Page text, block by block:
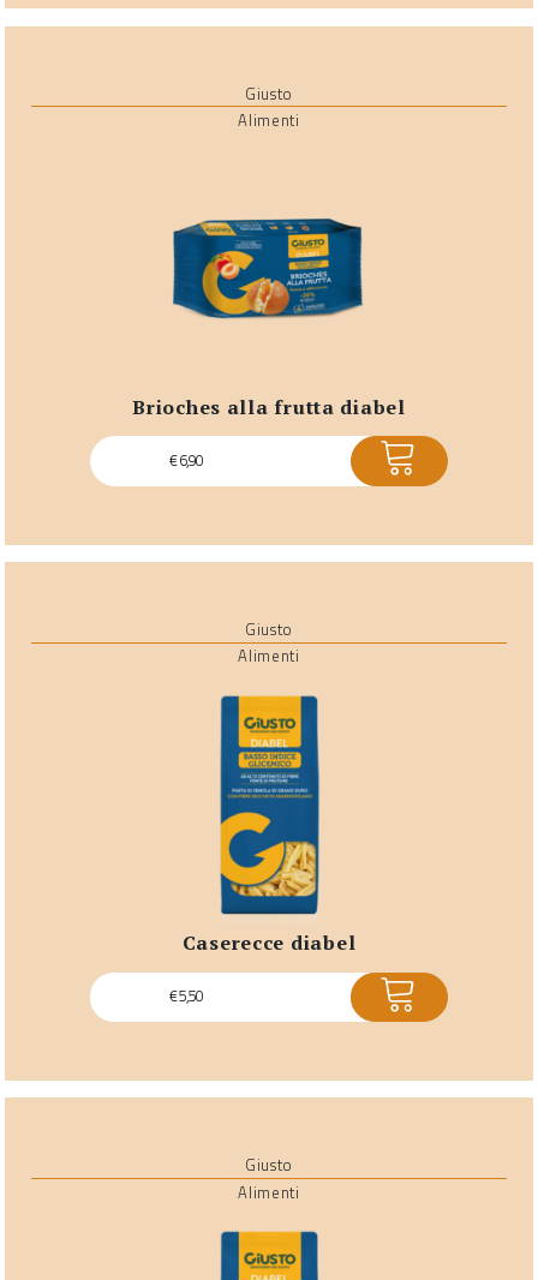
Giusto
Alimenti
brioches alla frutta diabel
€6,90 ACQUISTA
Giusto
Alimenti
caserecce diabel
€5,50 ACQUISTA
Giusto
Alimenti